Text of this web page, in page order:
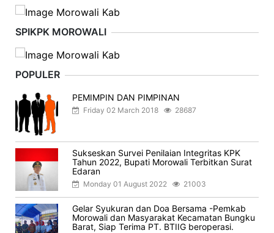
SPIKPK MOROWALI
POPULER
PEMIMPIN DAN PIMPINAN
Friday 02 March 2018 28687
Sukseskan Survei Penilaian Integritas KPK
Tahun 2022, Bupati Morowali Terbitkan Surat
Edaran
Monday 01 August 2022 21003
Gelar Syukuran dan Doa Bersama -Pemkab
Morowali dan Masyarakat Kecamatan Bungku
Barat, Siap Terima PT. BTIIG beroperasi.